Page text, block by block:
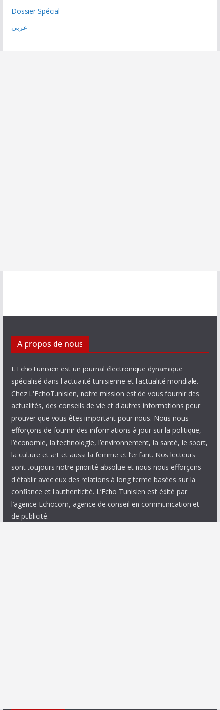
Dossier Spécial
عربي
A propos de nous
L'EchoTunisien est un journal électronique dynamique
spécialisé dans l'actualité tunisienne et l'actualité mondiale.
Chez L'EchoTunisien, notre mission est de vous fournir des
actualités, des conseils de vie et d'autres informations pour
prouver que vous êtes important pour nous. Nous nous
efforçons de fournir des informations à jour sur la politique,
l’économie, la technologie, l’environnement, la santé, le sport,
la culture et art et aussi la femme et l’enfant. Nos lecteurs
sont toujours notre priorité absolue et nous nous efforçons
d'établir avec eux des relations à long terme basées sur la
confiance et l'authenticité. L’Echo Tunisien est édité par
l’agence Echocom, agence de conseil en communication et
de publicité.